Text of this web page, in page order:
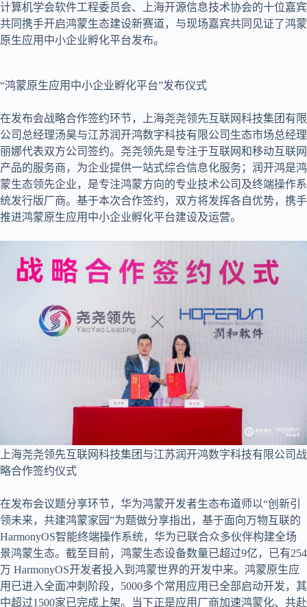
计算机学会软件工程委员会、上海开源信息技术协会的十位嘉宾
共同携手开启鸿蒙生态建设新赛道，与现场嘉宾共同见证了鸿蒙
原生应用中小企业孵化平台发布。
“鸿蒙原生应用中小企业孵化平台”发布仪式
在发布会战略合作签约环节，上海尧尧领先互联网科技集团有限
公司总经理汤昊与江苏润开鸿数字科技有限公司生态市场总经理
丽娜代表双方公司签约。尧尧领先是专注于互联网和移动互联网
产品的服务商，为企业提供一站式综合信息化服务；润开鸿是鸿
蒙生态领先企业，是专注鸿蒙方向的专业技术公司及终端操作系
统发行版厂商。基于本次合作签约，双方将发挥各自优势，携手
推进鸿蒙原生应用中小企业孵化平台建设及运营。
上海尧尧领先互联网科技集团与江苏润开鸿数字科技有限公司战
略合作签约仪式
在发布会议题分享环节，华为鸿蒙开发者生态布道师以“创新引
领未来，共建鸿蒙家园”为题做分享指出，基于面向万物互联的
HarmonyOS智能终端操作系统，华为已联合众多伙伴构建全场
景鸿蒙生态。截至目前，鸿蒙生态设备数量已超过9亿，已有254
万 HarmonyOS开发者投入到鸿蒙世界的开发中来。鸿蒙原生应
用已进入全面冲刺阶段，5000多个常用应用已全部启动开发，其
中超过1500家已完成上架。当下正是应用厂商加速鸿蒙化、共赴